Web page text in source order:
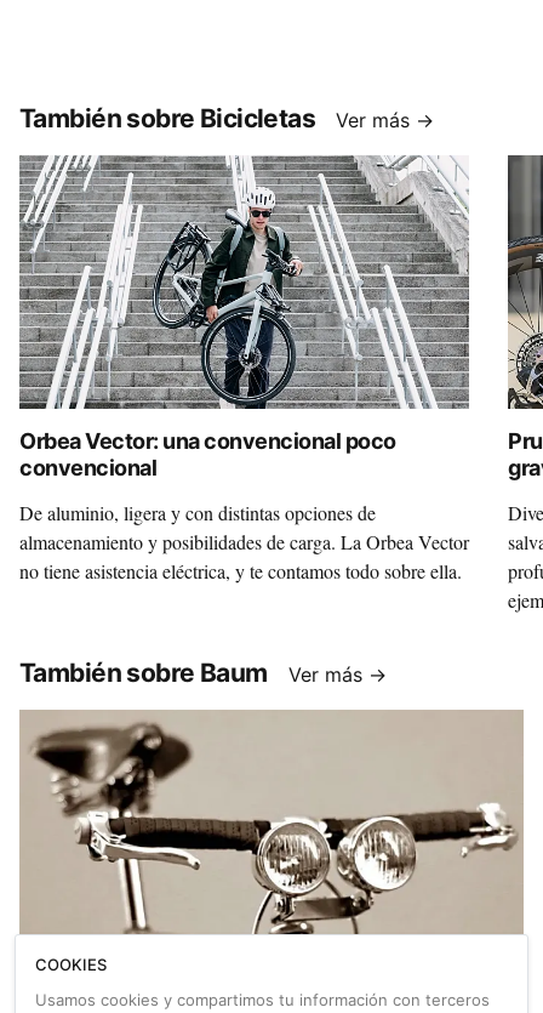
También sobre Bicicletas Ver más →
Orbea Vector: una convencional poco
convencional
De aluminio, ligera y con distintas opciones de
almacenamiento y posibilidades de carga. La Orbea Vector
no tiene asistencia eléctrica, y te contamos todo sobre ella.
También sobre Baum Ver más →
COOKIES
Usamos cookies y compartimos tu información con terceros